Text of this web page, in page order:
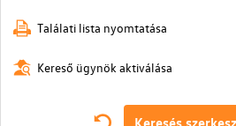
Találati lista nyomtatása
Kereső ügynök aktiválása
Keresés